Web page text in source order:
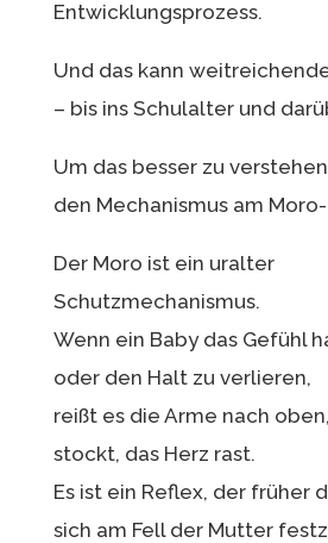
Entwicklungsprozess.
Und das kann
– bis ins Schulalter und
Um das besser zu
den Mechanismus am
Der Moro ist ein uralter
Schutzmechanismus.
Wenn ein Baby das Gefühl
oder den Halt zu verlieren,
reißt es die Arme nach
stockt, das Herz rast.
Es ist ein Reflex, der früher
sich am Fell der Mutter